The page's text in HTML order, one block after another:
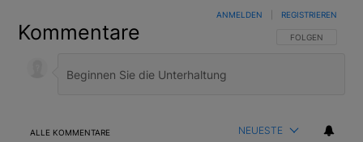
Kommentare FOLGE DIESER
FOLGEN
ANMELDEN REGISTRIEREN
ALLE KOMMENTARE NEUESTE